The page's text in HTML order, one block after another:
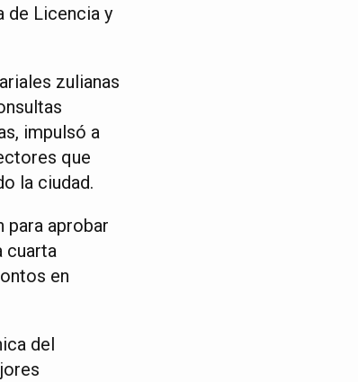
de Licencia y
zulianas
impulsó a
que
la ciudad.
para aprobar
cuarta
en
del